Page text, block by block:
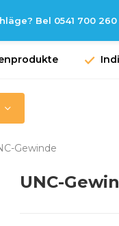
Bel 0541 700 260
Gewinde
UNC-